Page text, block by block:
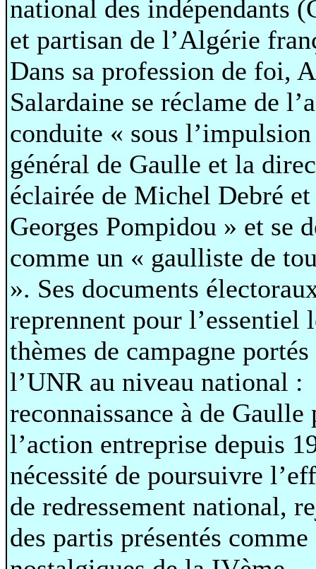
national des indépendants
et partisan de l’Algérie
Dans sa profession de foi,
Salardaine se réclame de
conduite « sous
général de Gaulle et la
éclairée de Michel Debré et
Georges Pompidou » et se
comme un « gaulliste de
». Ses documents
reprennent pour l’essentiel
thèmes de campagne
l’UNR au niveau national :
reconnaissance à de Gaulle
l’action entreprise depuis
nécessité de poursuivre
de redressement national,
des partis présentés comme